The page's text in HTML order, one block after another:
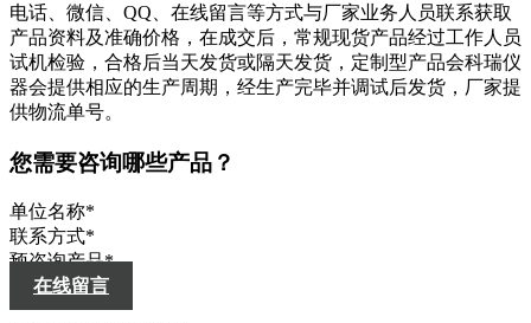
电话、微信、QQ、在线留言等方式与厂家业务人员联系获取
产品资料及准确价格，在成交后，常规现货产品经过工作人员
试机检验，合格后当天发货或隔天发货，定制型产品会科瑞仪
器会提供相应的生产周期，经生产完毕并调试后发货，厂家提
供物流单号。
您需要咨询哪些产品？
单位名称*
联系方式*
预咨询产品*
在线留言